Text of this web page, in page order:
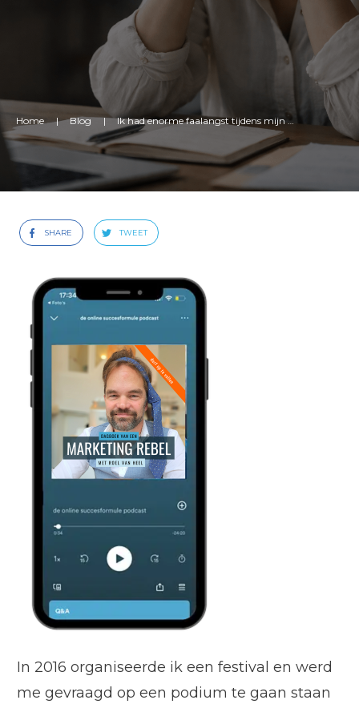
Home | Blog | Ik had enorme faalangst tijdens mijn eerste spreekklus
SHARE TWEET
In 2016 organiseerde ik een festival en werd
me gevraagd op een podium te gaan staan